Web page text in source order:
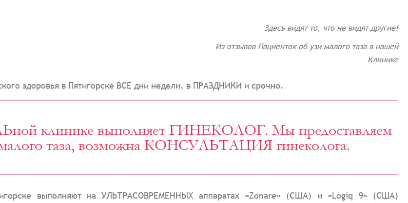
Здесь видят то, что не видят другие!
Из отзывов Пациенток об узи малого таза в нашей
Клинике
здоровья в Пятигорске ВСЕ дни недели, в ПРАЗДНИКИ и срочно.
клинике выполняет ГИНЕКОЛОГ. Мы предоставляем
таза, возможна КОНСУЛЬТАЦИЯ гинеколога.
выполняют на УЛЬТРАСОВРЕМЕННЫХ аппаратах «Zonare» (США) и «Logiq 9» (США)